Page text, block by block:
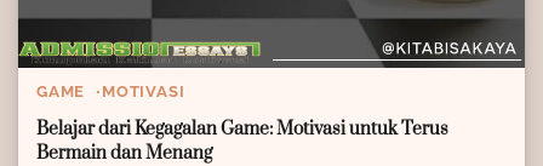
GAME MOTIVASI
Belajar dari Kegagalan Game: Motivasi untuk Terus
Bermain dan Menang